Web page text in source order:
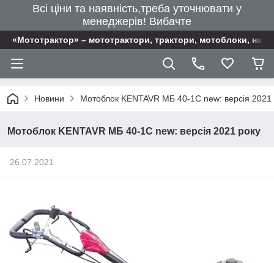
Всі ціни та наявність,треба уточнювати у
менеджерів! Вибачте
«Мототрактор» – мототрактори, трактори, мотоблоки,
Новини Мотоблок KENTAVR МБ 40-1С new: версія 2021
Мотоблок KENTAVR МБ 40-1С new: версія 2021 року
26.07.2021